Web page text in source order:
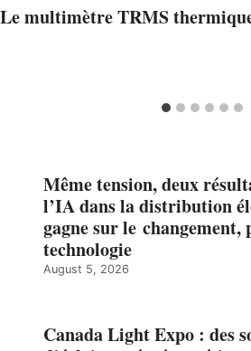
Le multimètre TRMS
Même tension, deux
l’IA dans la distribution
gagne sur le changement,
technologie
August 5, 2026
Canada Light Expo : des